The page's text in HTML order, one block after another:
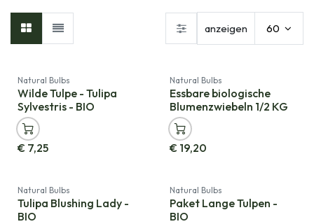
anzeigen 60
Natural Bulbs
Wilde Tulpe - Tulipa
Sylvestris - BIO
€ 7,25
Natural Bulbs
Essbare biologische
Blumenzwiebeln 1/2 KG
€ 19,20
Natural Bulbs
Tulipa Blushing Lady -
BIO
Natural Bulbs
Paket Lange Tulpen -
BIO